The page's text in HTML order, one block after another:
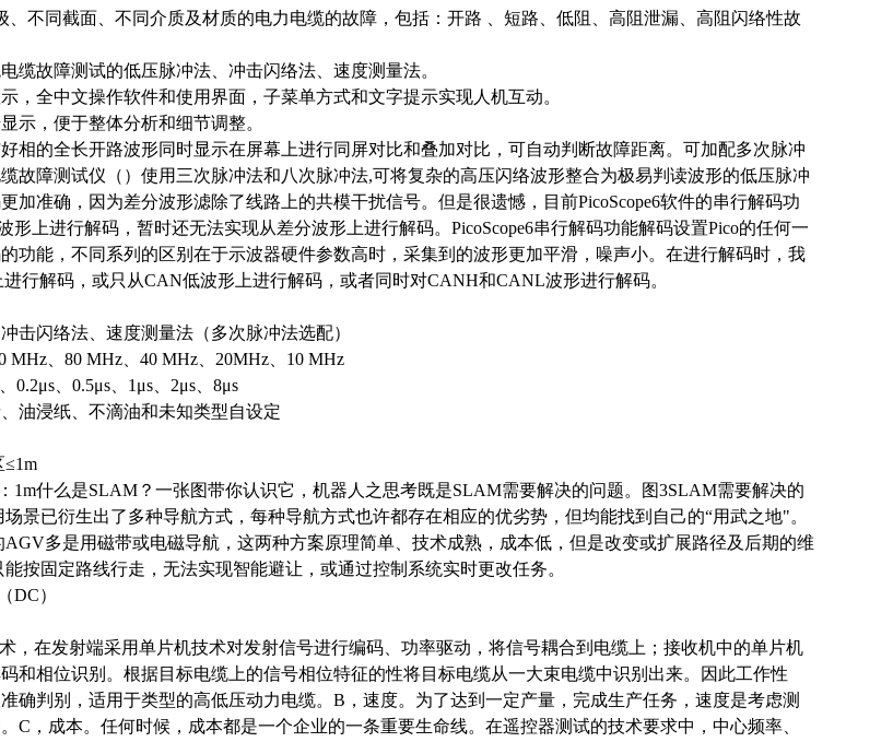
、不同截面、不同介质及材质的电力电缆的故障，包括：开路 、短路、低阻、高阻泄漏、高阻闪络性故
缆故障测试的低压脉冲法、冲击闪络法、速度测量法。
，全中文操作软件和使用界面，子菜单方式和文字提示实现人机互动。
示，便于整体分析和细节调整。
相的全长开路波形同时显示在屏幕上进行同屏对比和叠加对比，可自动判断故障距离。 可加配多次脉冲
故障测试仪（）使用三次脉冲法和八次脉冲法,可将复杂的高压闪络波形整合为极易判读波形的低压脉冲
加准确，因为差分波形滤除了线路上的共模干扰信号。但是很遗憾，目前PicoScope6软件的串行解码功
上进行解码，暂时还无法实现从差分波形上进行解码。PicoScope6串行解码功能解码设置Pico的任何一
功能，不同系列的区别在于示波器硬件参数高时，采集到的波形更加平滑，噪声小。在进行解码时，我
行解码，或只从CAN低波形上进行解码，或者同时对CANH和CANL波形进行解码。
击闪络法、速度测量法（多次脉冲法选配）
MHz 80 MHz 40 MHz 20MHz
10 MHz
0.2μs 0.5μs 1 μs 2μs 8μs
油浸纸、不滴油和未知类型自设定
≤1m
1m什么是SLAM？一张图带你认识它，机器人之思考既是SLAM需要解决的问题。图3SLAM需要解决的
景已衍生出了多种导航方式，每种导航方式也许都存在相应的优劣势，但均能找到自己的“用武之地"。
多是用磁带或电磁导航，这两种方案原理简单、技术成熟，成本低，但是改变或扩展路径及后期的维
按固定路线行走，无法实现智能避让，或通过控制系统实时更改任务。
DC）
，在发射端采用单片机技术对发射信号进行编码、功率驱动，将信号耦合到电缆上；接收机中的单片机
和相位识别。根据目标电缆上的信号相位特征的性将目标电缆从一大束电缆中识别出来。因此工作性
确判别，适用于类型的高低压动力电缆。B，速度。为了达到一定产量，完成生产任务，速度是考虑测
C，成本。任何时候，成本都是一个企业的一条重要生命线。在遥控器测试的技术要求中，中心频率、